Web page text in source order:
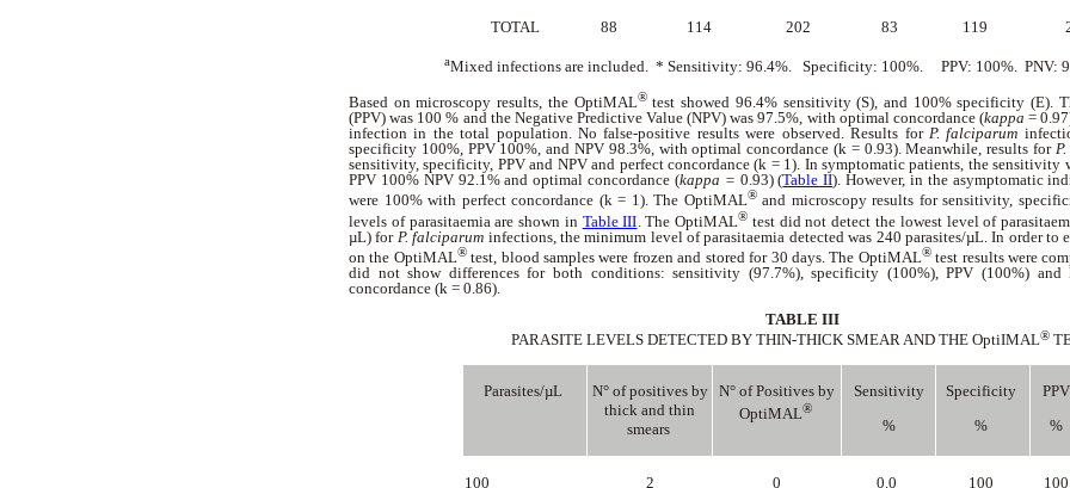
TOTAL 88 114 202 83 119
aMixed infections are included. * Sensitivity: 96.4%. Specificity: 100%. PPV: 100%. PNV:
Based on microscopy results, the OptiMAL®test showed 96.4% sensitivity (S), and 100% specificity (E).
(PPV) was 100 % and the Negative Predictive Value (NPV) was 97.5%, with optimal concordance (kappa =
infection in the total population. No false-positive results were observed. Results for P. falciparum
specificity 100%, PPV 100%, and NPV 98.3%, with optimal concordance (k = 0.93). Meanwhile, results for
sensitivity, specificity, PPV and NPV and perfect concordance (k = 1). In symptomatic patients, the sensitivity
PPV 100% NPV 92.1% and optimal concordance (kappa = 0.93) (Table II). However, in the asymptomatic
were 100% with perfect concordance (k = 1). The OptiMAL®and microscopy results for sensitivity,
levels of parasitaemia are shown in Table III . The OptiMAL® test did not detect the lowest level of
µL) for P. falciparum infections, the minimum level of parasitaemia detected was 240 parasites/µL. In order to
on the OptiMAL® test, blood samples were frozen and stored for 30 days. The OptiMAL®test results were
did not show differences for both conditions: sensitivity (97.7%), specificity (100%), PPV (100%)
concordance (k = 0.86).
TABLE III
PARASITE LEVELS DETECTED BY THIN-THICK SMEAR AND THE OptiIMAL®
Parasites/µL
N° of positives by
thick and thin
smears
N° of Positives by
OptiMAL®
Sensitivity
%
Specificity
%
PPV
%
100 2 0 0.0 100 100